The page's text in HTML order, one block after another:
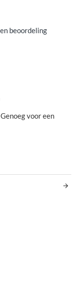
beoordeling
voor een